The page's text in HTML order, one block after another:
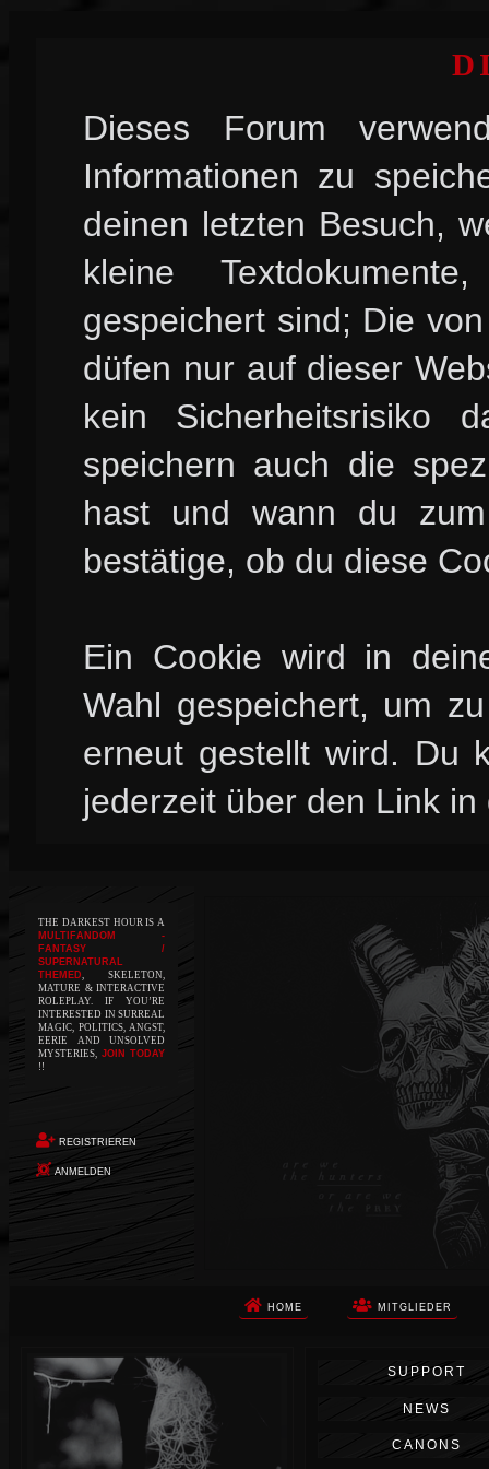
Dieses Forum
Informationen zu
deinen letzten Besuch,
kleine
gespeichert sind; Die
düfen nur auf dieser
kein Sicherheitsrisiko
speichern auch die
hast und wann du
bestätige, ob du diese
Ein Cookie wird in
Wahl gespeichert, um
erneut gestellt wird. Du
jederzeit über den Link
THE DARKEST HOUR IS A
MULTIFANDOM -
FANTASY /
SUPERNATURAL
THEMED, SKELETON,
MATURE & INTERACTIVE
ROLEPLAY. IF YOU’RE
INTERESTED IN SURREAL
MAGIC, POLITICS, ANGST,
EERIE AND UNSOLVED
MYSTERIES, JOIN TODAY
!!
REGISTRIEREN
ANMELDEN
HOME MITGLIEDER
Die Apokalypse. Das ist das Wort,
das Ihnen in den Sinn kommt, als
Sie auf dem Boden aufwachen, Ihr
Körper schmerzt und Ihr Geist
wird von alptraumhaften
Erinnerungen überflutet. Vor
SUPPORT
NEWS
CANONS